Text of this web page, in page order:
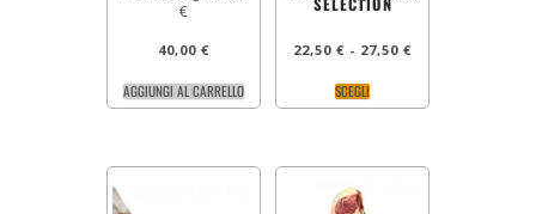
€
40,00 €
AGGIUNGI AL CARRELLO
22,50€ - 27,50€
SCEGLI